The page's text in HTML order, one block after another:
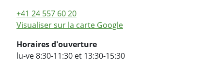
+41 24 557 60 20
Visualiser sur la carte Google
Horaires d'ouverture
lu-ve 8:30-11:30 et 13:30-15:30